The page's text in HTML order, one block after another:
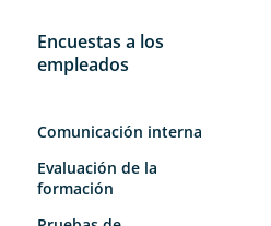
Encuestas a los
empleados
Comunicación interna
Evaluación de la
formación